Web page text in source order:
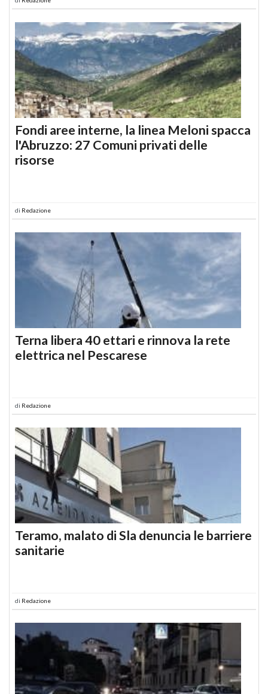
Fondi aree interne, la linea Meloni spacca
l'Abruzzo: 27 Comuni privati delle
risorse
di Redazione
Terna libera 40 ettari e rinnova la rete
elettrica nel Pescarese
di Redazione
Teramo, malato di Sla denuncia le barriere
sanitarie
di Redazione